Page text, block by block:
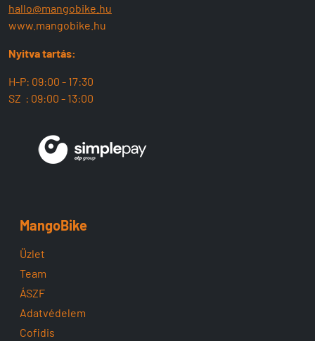
hallo@mangobike.hu
www.mangobike.hu
Nyitva tartás:
H-P: 09:00 - 17:30
SZ : 09:00 - 13:00
MangoBike
Üzlet
Team
ÁSZF
Adatvédelem
Cofidis